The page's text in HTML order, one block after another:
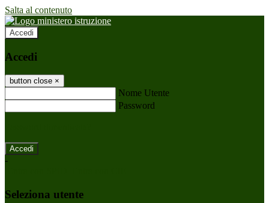
Salta al contenuto
Accedi
Accedi
button close ×
Nome Utente
Password
-
Seleziona utente